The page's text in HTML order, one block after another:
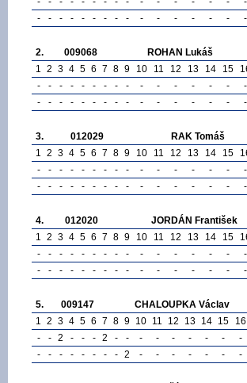
-
- - - - - - - - - - - - - - -
2. 009068 ROHAN Lukáš
1 2 3 4 5 6 7 8 9 10 11 12 13 14 15
-
- - - - - - - - - - - - - - -
-
- - - - - - - - - - - - - - -
3. 012029 RAK Tomáš
1 2 3 4 5 6 7 8 9 10 11 12 13 14 15
-
- - - - - - - - - - - - - - -
-
- - - - - - - - - - - - - - -
4. 012020
JORDÁN František
1 2 3 4 5 6 7 8 9 10 11 12 13 14 15
-
- - - - - - - - - - - - - - -
-
- - - - - - - - - - - - - - -
5. 009147 CHALOUPKA Václav
1 2 3 4 5 6 7 8 9 10 11 12 13 14 15 16
-
- 2 - - - 2 - - - - - - - - -
-
- - - - - - - 2 - - - - - - -